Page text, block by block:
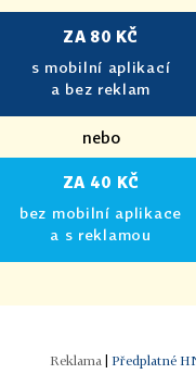
ZA 80 KČ
s mobilní aplikací
a bez reklam
nebo
ZA 40 KČ
bez mobilní aplikace
a s reklamou
Předplatné